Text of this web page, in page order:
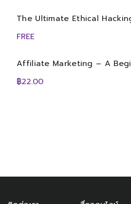
The Ultimate Ethical
FREE
Affiliate Marketing – A
฿22.00